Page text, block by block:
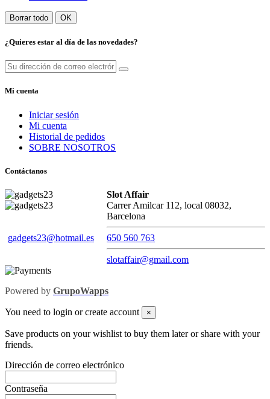
Borrar todo OK
¿Quieres estar al día de las novedades?
Mi cuenta
Iniciar sesión
Mi cuenta
Historial de pedidos
SOBRE NOSOTROS
Contáctanos
gadgets23@hotmail.es
Slot Affair
Carrer Amilcar 112, local 08032,
Barcelona
650 560 763
slotaffair@gmail.com
Powered by GrupoWapps
You need to login or create account ×
Save products on your wishlist to buy them later or share with your
friends.
Dirección de correo electrónico
Contraseña